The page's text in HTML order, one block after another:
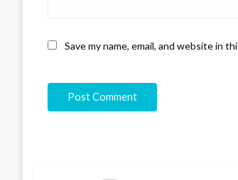
Save my name, email, and website in